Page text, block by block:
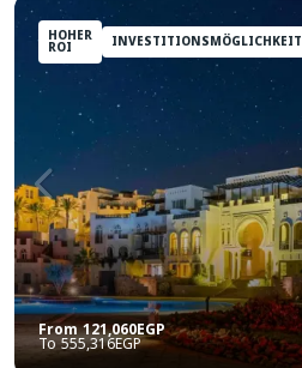
HOHER
ROI INVESTITIONSMÖGLICHKEIT
From121,060EGP
555,316EGP